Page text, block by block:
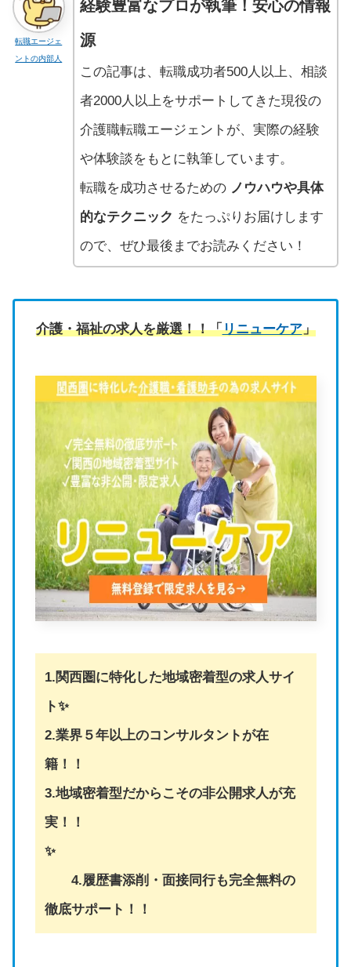
転職エージェ
ントの内部人
経験豊富なプロが執筆！安心の情報
源
この記事は、転職成功者500人以上、相談
者2000人以上をサポートしてきた現役の
介護職転職エージェントが、実際の経験
や体験談をもとに執筆しています。
転職を成功させるための ノウハウや具体
的なテクニック をたっぷりお届けします
ので、ぜひ最後までお読みください！
介護・福祉の求人を厳選！！「リニューケア」
1.関西圏に特化した地域密着型の求人サイ
ト✨
2.業界５年以上のコンサルタントが在
籍！！
3.地域密着型だからこその非公開求人が充
実！！
✨
4.履歴書添削・面接同行も完全無料の
徹底サポート！！